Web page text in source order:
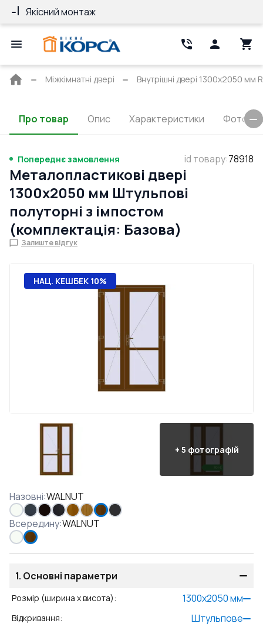
Якісний монтаж
Головна
Міжкімнатні двері Внутрішні двері 1300x2050 мм
Про товар Опис Характеристики Фото та
Попереднє замовлення id товару:78918
Металопластикові двері
1300x2050 мм Штульпові
полуторні з імпостом
(комплектація: Базова)
Залиште відгук
НАЦ. КЕШБЕК 10%
+ 5 фотографій
Назовні:WALNUT
Всередину:WALNUT
1. Основні параметри
Розмір (ширина x висота): 1300x2050мм
Відкривання: Штульпове